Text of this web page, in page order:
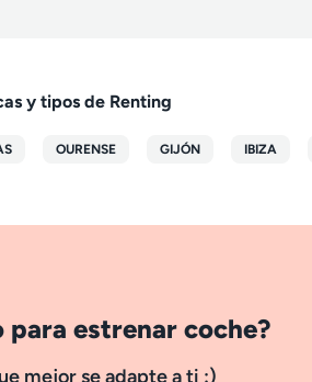
y tipos de Renting
OURENSE GIJÓN IBIZA
para estrenar coche?
mejor se adapte a ti :)